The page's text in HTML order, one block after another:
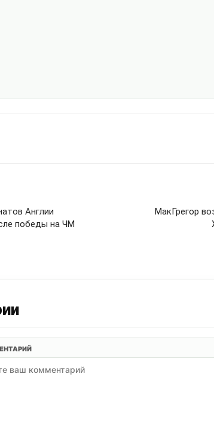
Англии
победы на ЧМ
МакГрегор